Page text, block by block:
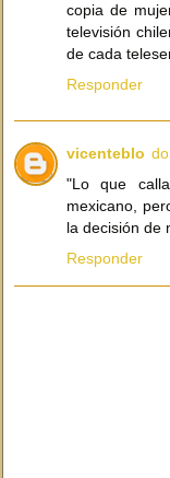
copia de
televisión
de cada
Responder
vicenteblo
"Lo que
mexicano,
la decisión de
Responder